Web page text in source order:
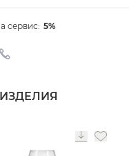
сервис: 5%